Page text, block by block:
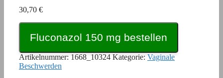
30,70 €
Fluconazol 150 mg bestellen
Artikelnummer: 1668_10324 Kategorie: Vaginale
Beschwerden